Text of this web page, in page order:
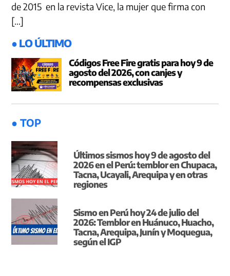
de 2015 en la revista Vice, la mujer que firma con
[…]
● LO ÚLTIMO
Códigos Free Fire gratis para hoy 9 de
agosto del 2026, con canjes y
recompensas exclusivas
● TOP
Últimos sismos hoy 9 de agosto del
2026 en el Perú: temblor en Chupaca,
Tacna, Ucayali, Arequipa y en otras
regiones
Sismo en Perú hoy 24 de julio del
2026: Temblor en Huánuco, Huacho,
Tacna, Arequipa, Junín y Moquegua,
según el IGP